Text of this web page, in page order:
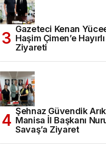
Gazeteci Kenan
Haşim Çimen’e
Ziyareti
Şehnaz Güvendik
Manisa İl Başkanı
Savaş’a Ziyaret